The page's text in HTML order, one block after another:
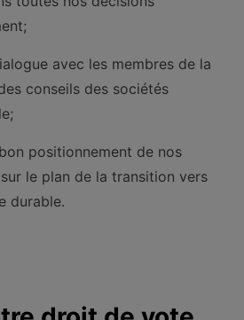
avec les membres de la
conseils des sociétés
positionnement de nos
le plan de la transition vers
durable.